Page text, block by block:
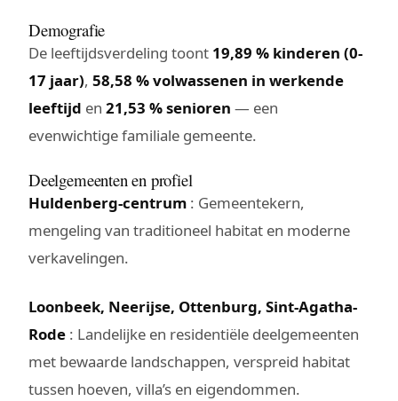
Demografie
De leeftijdsverdeling toont 19,89 % kinderen (0-
17 jaar), 58,58 % volwassenen in werkende
leeftijd en 21,53 % senioren — een
evenwichtige familiale gemeente.
Deelgemeenten en profiel
Huldenberg-centrum : Gemeentekern,
mengeling van traditioneel habitat en moderne
verkavelingen.
Loonbeek, Neerijse, Ottenburg, Sint-Agatha-
Rode : Landelijke en residentiële deelgemeenten
met bewaarde landschappen, verspreid habitat
tussen hoeven, villa’s en eigendommen.